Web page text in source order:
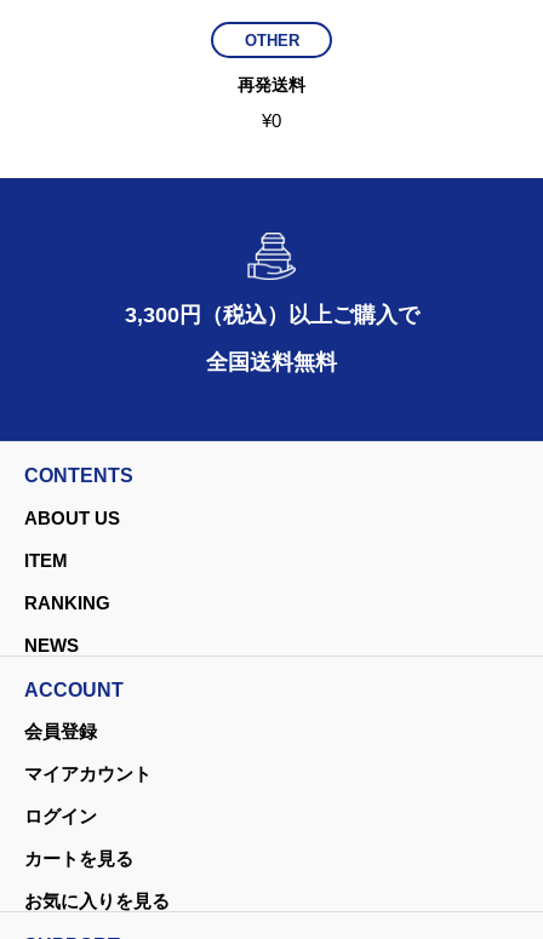
OTHER
再発送料
¥0
3,300円（税込）以上ご購入で
全国送料無料
CONTENTS
ABOUT US
ITEM
RANKING
NEWS
ACCOUNT
会員登録
マイアカウント
ログイン
カートを見る
お気に入りを見る